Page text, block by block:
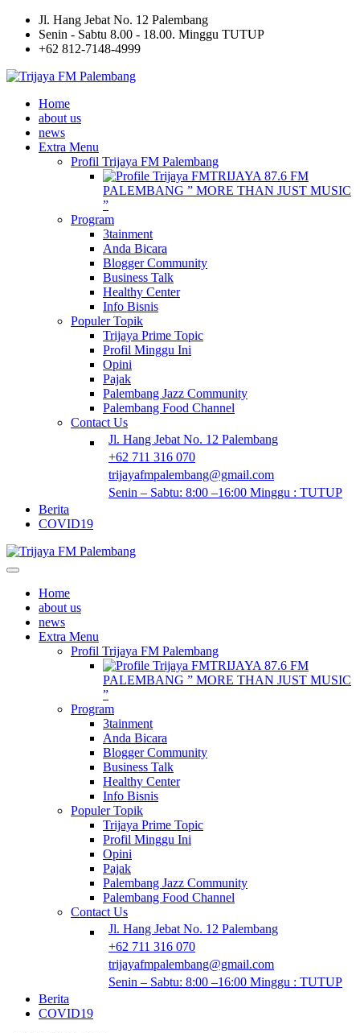
Jl. Hang Jebat No. 12 Palembang
Senin - Sabtu 8.00 - 18.00. Minggu TUTUP
+62 812-7148-4999
Home
about us
news
Extra Menu
Profil Trijaya FM Palembang
TRIJAYA 87.6 FM
PALEMBANG ” MORE THAN JUST MUSIC
”
Program
3tainment
Anda Bicara
Blogger Community
Business Talk
Healthy Center
Info Bisnis
Populer Topik
Trijaya Prime Topic
Profil Minggu Ini
Opini
Pajak
Palembang Jazz Community
Palembang Food Channel
Contact Us
Jl. Hang Jebat No. 12 Palembang
+62 711 316 070
trijayafmpalembang@gmail.com
Senin – Sabtu: 8:00 –16:00 Minggu : TUTUP
Berita
COVID19
Home
about us
news
Extra Menu
Profil Trijaya FM Palembang
TRIJAYA 87.6 FM
PALEMBANG ” MORE THAN JUST MUSIC
”
Program
3tainment
Anda Bicara
Blogger Community
Business Talk
Healthy Center
Info Bisnis
Populer Topik
Trijaya Prime Topic
Profil Minggu Ini
Opini
Pajak
Palembang Jazz Community
Palembang Food Channel
Contact Us
Jl. Hang Jebat No. 12 Palembang
+62 711 316 070
trijayafmpalembang@gmail.com
Senin – Sabtu: 8:00 –16:00 Minggu : TUTUP
Berita
COVID19